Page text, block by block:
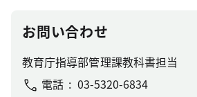
お問い合わせ
教育庁指導部管理課教科書担当
電話
03-5320-6834